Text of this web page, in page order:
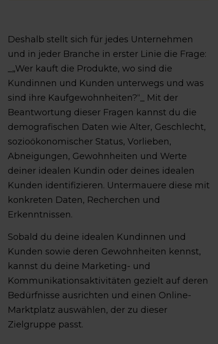
Deshalb stellt sich für jedes Unternehmen
und in jeder Branche in erster Linie die Frage:
_„Wer kauft die Produkte, wo sind die
Kundinnen und Kunden unterwegs und was
sind ihre Kaufgewohnheiten?“_ Mit der
Beantwortung dieser Fragen kannst du die
demografischen Daten wie Alter, Geschlecht,
sozioökonomischer Status, Vorlieben,
Abneigungen, Gewohnheiten und Werte
deiner idealen Kundin oder deines idealen
Kunden identifizieren. Untermauere diese mit
konkreten Daten, Recherchen und
Erkenntnissen.
Sobald du deine idealen Kundinnen und
Kunden sowie deren Gewohnheiten kennst,
kannst du deine Marketing- und
Kommunikationsaktivitäten gezielt auf deren
Bedürfnisse ausrichten und einen Online-
Marktplatz auswählen, der zu dieser
Zielgruppe passt.